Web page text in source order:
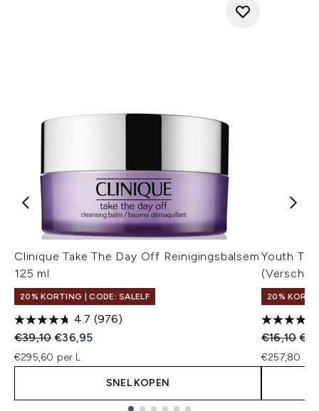
Clinique Take The Day Off Reinigingsbalsem
125 ml
20% KORTING | CODE: SALELF
4.7 (976)
Recommended Retail Price:
€39,10Huidige prijs:
€36,95
€295,60 per L
SNEL KOPEN
Youth To
20%
€16,10
€257,80